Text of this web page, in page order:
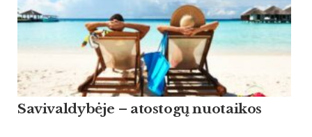
Savivaldybėje – atostogų nuotaikos